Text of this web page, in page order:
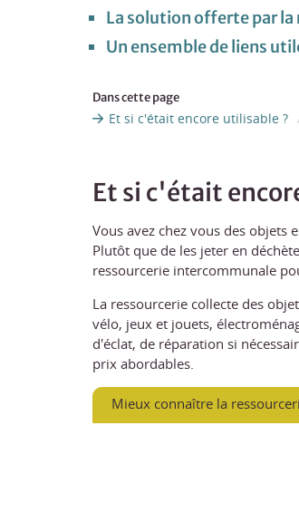
La solution offerte par la
Un ensemble de liens
Dans cette page
Et si c'était encore utilisable ?
Et si c'était
Vous avez chez vous des objets
Plutôt que de les jeter en
ressourcerie intercommunale
La ressourcerie collecte des
vélo, jeux et jouets,
d'éclat, de réparation si
prix abordables.
Mieux connaître la